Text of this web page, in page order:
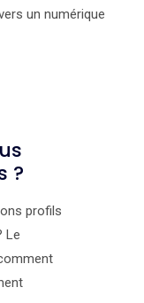
un numérique
?
profils
Le